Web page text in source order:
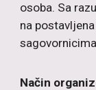
osoba. Sa
na
Način